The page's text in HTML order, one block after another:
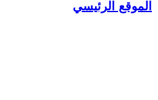
الموقع الرئيسي